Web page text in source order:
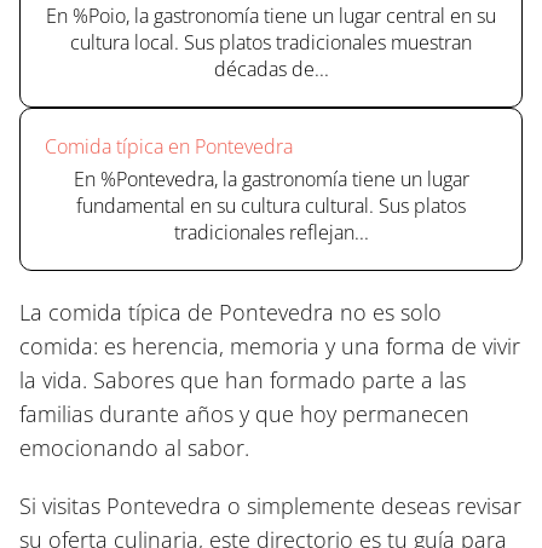
En %Poio, la gastronomía tiene un lugar central en su
cultura local. Sus platos tradicionales muestran
décadas de...
Comida típica en Pontevedra
En %Pontevedra, la gastronomía tiene un lugar
fundamental en su cultura cultural. Sus platos
tradicionales reflejan...
La comida típica de Pontevedra no es solo
comida: es herencia, memoria y una forma de vivir
la vida. Sabores que han formado parte a las
familias durante años y que hoy permanecen
emocionando al sabor.
Si visitas Pontevedra o simplemente deseas revisar
su oferta culinaria, este directorio es tu guía para